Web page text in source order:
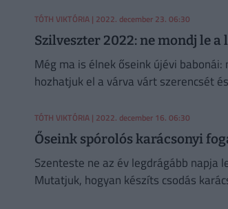
TÓTH VIKTÓRIA | 2022. december 23. 06:30
Szilveszter 2022: ne mondj le
Még ma is élnek őseink újévi
hozhatjuk el a várva várt szerencsét
TÓTH VIKTÓRIA | 2022. december 16. 06:30
Őseink spórolós karácsonyi
Szenteste ne az év legdrágább napja
Mutatjuk, hogyan készíts csodás